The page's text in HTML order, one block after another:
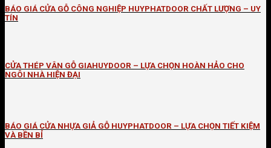
BÁO GIÁ CỬA GỖ CÔNG NGHIỆP HUYPHATDOOR CHẤT LƯỢNG – UY
TÍN
CỬA THÉP VÂN GỖ GIAHUYDOOR – LỰA CHỌN HOÀN HẢO CHO
NGÔI NHÀ HIỆN ĐẠI
BÁO GIÁ CỬA NHỰA GIẢ GỖ HUYPHATDOOR – LỰA CHỌN TIẾT KIỆM
VÀ BỀN BỈ